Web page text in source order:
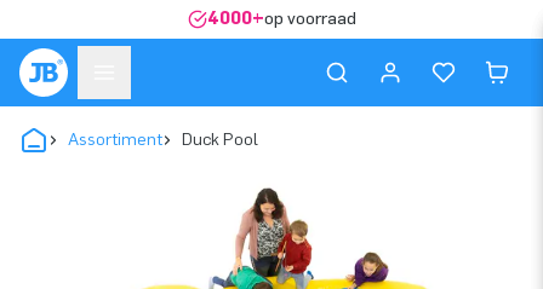
4000+op voorraad
Assortiment Duck Pool